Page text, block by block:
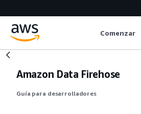
Comenzar
Amazon Data Firehose
Guía para desarrolladores